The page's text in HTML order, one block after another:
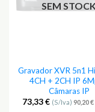
SEM STOCK
Gravador XVR 5n1
4CH + 2CH IP
Câmaras IP
73,33€ (S/Iva) 90,20€